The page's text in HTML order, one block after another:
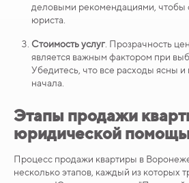
деловыми рекомендациями, чтобы
юриста.
Стоимость услуг . Прозрачность
является важным фактором при
Убедитесь, что все расходы ясны и
начала.
Этапы продажи
юридической
Процесс продажи квартиры в
несколько этапов, каждый из которых